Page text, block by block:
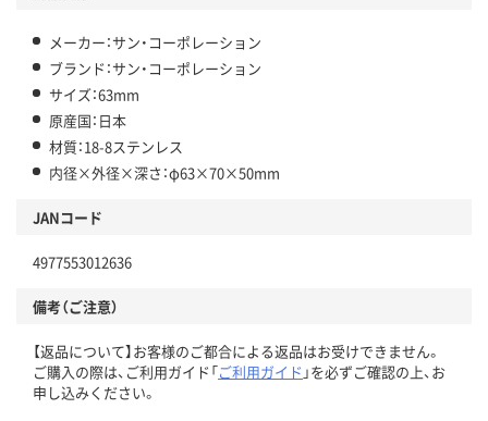
メーカー：サン・コーポレーション
ブランド：サン・コーポレーション
サイズ：63mm
原産国：日本
材質：18-8ステンレス
内径×外径×深さ：φ63×70×50mm
JANコード
4977553012636
備考（ご注意）
【返品について】お客様のご都合による返品はお受けできません。
ご購入の際は、ご利用ガイド「ご利用ガイド 」を必ずご確認の上、お
申し込みください。